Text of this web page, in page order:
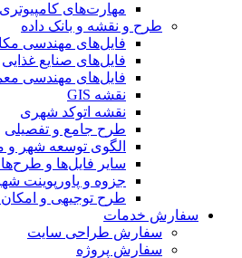
مهارت‌های کامپیوتری
طرح و نقشه و بانک داده
فایل‌های مهندسی مکانیک
فایل‌های صنایع غذایی
فایل‌های مهندسی معماری
نقشه GIS
نقشه اتوکد شهری
طرح جامع و تفصیلی
الگوی توسعه شهر و محله
سایر فایل‌ها و طرح‌های
جزوه و پاورپوینت
طرح توجیهی و امکان
سفارش خدمات
سفارش طراحی سایت
سفارش پروژه